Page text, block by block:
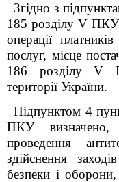
Згідно з
185 розділу V
операції
послуг, місце
186 розділу V
території України.
Підпунктом 4
ПКУ
проведення
здійснення
безпеки і оборони,